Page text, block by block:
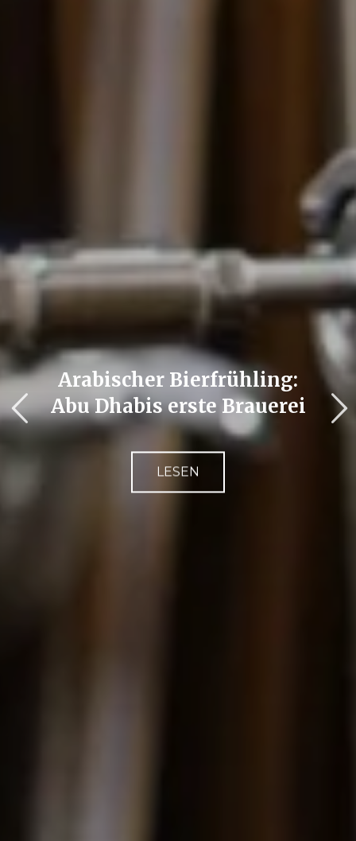
Arabischer Bierfrühling:
Abu Dhabis erste Brauerei
LESEN